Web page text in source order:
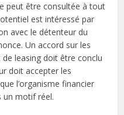
peut être consultée à tout
est intéressé par
avec le détenteur du
Un accord sur les
leasing doit être conclu
doit accepter les
l’organisme financier
un motif réel.